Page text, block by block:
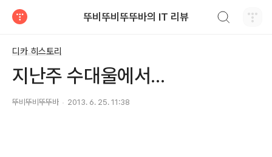
뚜비뚜비뚜뚜바의 IT 리뷰
디카 히스토리
지난주 수대울에서...
뚜비뚜비뚜뚜바 2013. 6. 25. 11:38